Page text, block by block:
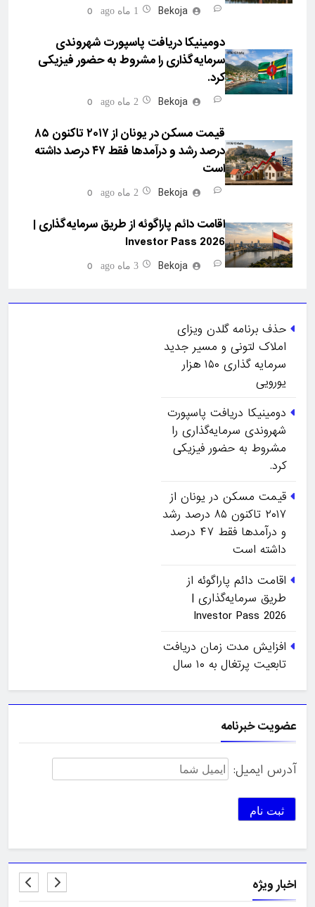
Bekoja 1 ماه ago 0
دومینیکا دریافت پاسپورت شهروندی
سرمایه‌گذاری را مشروط به حضور فیزیکی
کرد.
Bekoja 2 ماه ago 0
قیمت مسکن در یونان از ۲۰۱۷ تاکنون ۸۵
درصد رشد و درآمدها فقط ۴۷ درصد داشته
است
Bekoja 2 ماه ago 0
اقامت دائم پاراگوئه از طریق سرمایه‌گذاری |
Investor Pass 2026
Bekoja 3 ماه ago 0
حذف برنامه گلدن ویزای
املاک لتونی و مسیر جدید
سرمایه گذاری ۱۵۰ هزار
یورویی
دومینیکا دریافت پاسپورت
شهروندی سرمایه‌گذاری را
مشروط به حضور فیزیکی
کرد.
قیمت مسکن در یونان از
۲۰۱۷ تاکنون ۸۵ درصد رشد
و درآمدها فقط ۴۷ درصد
داشته است
اقامت دائم پاراگوئه از
طریق سرمایه‌گذاری |
Investor Pass 2026
افزایش مدت زمان دریافت
تابعیت پرتغال به ۱۰ سال
عضویت خبرنامه
آدرس ایمیل:
اخبار ویژه